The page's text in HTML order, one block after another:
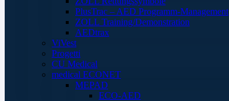
PlusTrac – AED Programm-Management
ZOLL Training/Demonstration
AEDtrax
ViVest
Progetti
CU Medical
medical ECONET
MEPAD
ECO-AED